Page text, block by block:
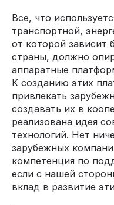
Все, что
транспортной,
от которой зависит
страны, должно
аппаратные
К созданию этих
привлекать
создавать их в
реализована идея
технологий. Нет
зарубежных
компетенция по
если с нашей
вклад в развитие